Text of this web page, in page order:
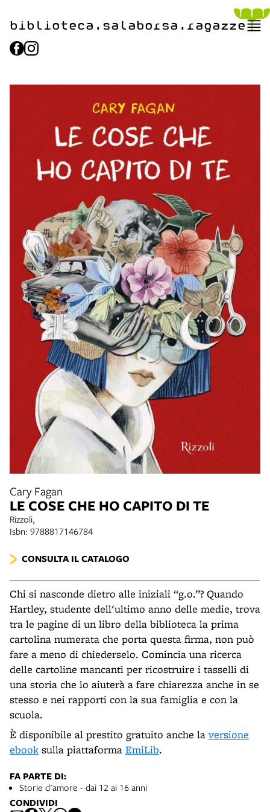
biblioteca.​salaborsa.ragazze
Cary Fagan
LE COSE CHE HO CAPITO DI TE
Rizzoli,
Isbn: 9788817146784
CONSULTA IL CATALOGO
Chi si nasconde dietro alle iniziali “g.o.”? Quando
Hartley, studente dell'ultimo anno delle medie, trova
tra le pagine di un libro della biblioteca la prima
cartolina numerata che porta questa firma, non può
fare a meno di chiederselo. Comincia una ricerca
delle cartoline mancanti per ricostruire i tasselli di
una storia che lo aiuterà a fare chiarezza anche in se
stesso e nei rapporti con la sua famiglia e con la
scuola.
È disponibile al prestito gratuito anche laversione
ebook sulla piattaforma EmiLib.
FA PARTE DI:
Storie d'amore - dai 12 ai 16 anni
CONDIVIDI